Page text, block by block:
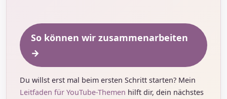
So können wir zusammenarbeiten
→
Du willst erst mal beim ersten Schritt starten? Mein
Leitfaden für YouTube-Themen hilft dir, dein nächstes